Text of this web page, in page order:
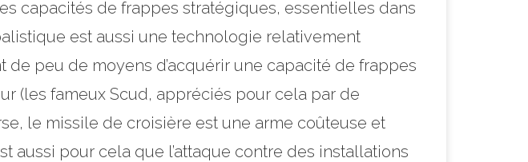
capacités de frappes stratégiques, essentielles dans
est aussi une technologie relativement
peu de moyens d’acquérir une capacité de frappes
(les fameux Scud, appréciés pour cela par de
le missile de croisière est une arme coûteuse et
aussi pour cela que l’attaque contre des installations